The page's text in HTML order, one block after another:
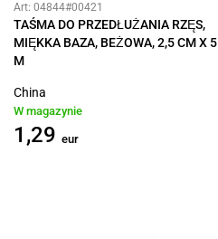
Art: 04844#00421
TAŚMA DO PRZEDŁUŻANIA RZĘS,
MIĘKKA BAZA, BEŻOWA, 2,5 CM X 5
M
China
W magazynie
1,29 eur